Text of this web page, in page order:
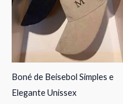
Boné de Beisebol Simples e
Elegante Unissex